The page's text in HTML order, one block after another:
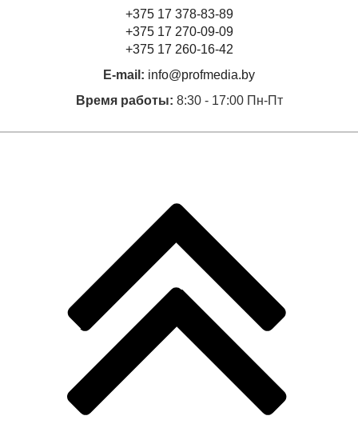
+375 17 378-83-89
+375 17 270-09-09
+375 17 260-16-42
E-mail: info@profmedia.by
Время работы: 8:30 - 17:00 Пн-Пт